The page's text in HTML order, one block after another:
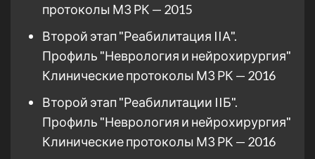
протоколы МЗ РК — 2015
Второй этап "Реабилитация IIА".
Профиль "Неврология и нейрохирургия"
Клинические протоколы МЗ РК — 2016
Второй этап "Реабилитации IIБ".
Профиль "Неврология и нейрохирургия"
Клинические протоколы МЗ РК — 2016